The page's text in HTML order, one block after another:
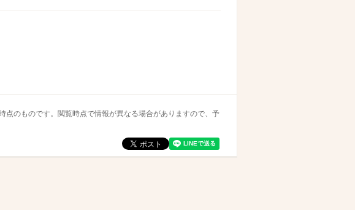
のものです。閲覧時点で情報が異なる場合がありますので、予